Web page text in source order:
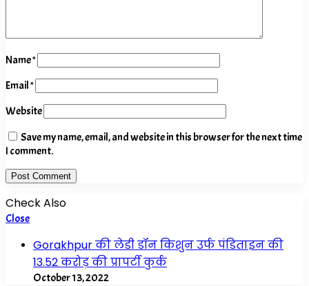
Name*
Email*
Website
Save my name, email, and website in this browser for the next time
I comment.
Check Also
Close
Gorakhpur की लेडी डॉन किशुन उर्फ पंडिताइन की
13.52 करोड़ की प्रापर्टी कुर्क
October 13, 2022